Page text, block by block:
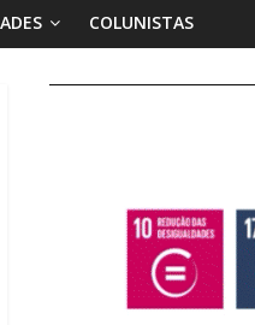
COLUNISTAS